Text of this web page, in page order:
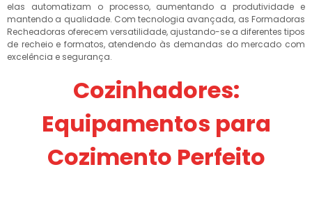
elas automatizam o processo, aumentando a produtividade e
mantendo a qualidade. Com tecnologia avançada, as Formadoras
Recheadoras oferecem versatilidade, ajustando-se a diferentes tipos
de recheio e formatos, atendendo às demandas do mercado com
excelência e segurança.
Cozinhadores:
Equipamentos para
Cozimento Perfeito